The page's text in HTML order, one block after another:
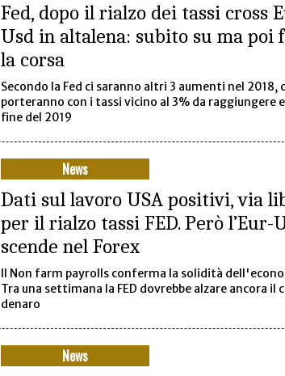
Fed, dopo il rialzo dei tassi cross
Usd in altalena: subito su ma poi
la corsa
Secondo la Fed ci saranno altri 3 aumenti nel 2018,
porteranno con i tassi vicino al 3% da raggiungere
fine del 2019
News
Dati sul lavoro USA positivi, via
per il rialzo tassi FED. Però l’Eur-
scende nel Forex
Il Non farm payrolls conferma la solidità
Tra una settimana la FED dovrebbe alzare ancora il
denaro
News